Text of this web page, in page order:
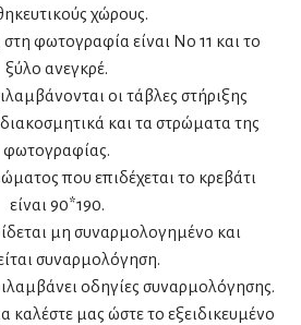
χώρους.
φωτογραφία είναι Νο 11 και το
ξύλο ανεγκρέ.
οι τάβλες στήριξης
και τα στρώματα της
φωτογραφίας.
που επιδέχεται το κρεβάτι
είναι 90*190.
μη συναρμολογημένο και
συναρμολόγηση.
οδηγίες συναρμολόγησης.
καλέστε μας ώστε το εξειδικευμένο